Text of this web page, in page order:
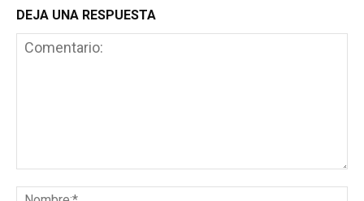
DEJA UNA RESPUESTA